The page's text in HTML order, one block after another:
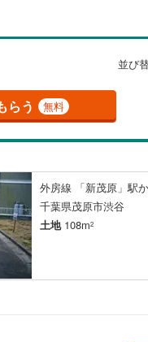
並び
らう 無料
外房線 「新茂原」駅
千葉県茂原市渋谷
土地108m2
庫
根 岡山
川 愛媛
賀 長崎
(0)
クセス線(0)
京
(0) 芝
駅（0）
談)可（0） IT
は？ 保存した
検索
マイページ